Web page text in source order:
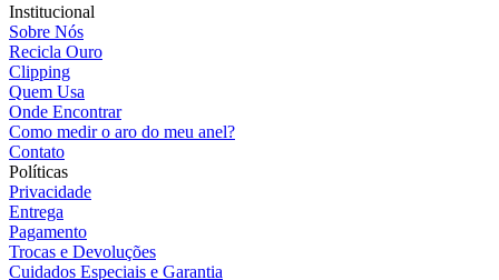
Institucional
Sobre Nós
Recicla Ouro
Clipping
Quem Usa
Onde Encontrar
Como medir o aro do meu anel?
Contato
Políticas
Privacidade
Entrega
Pagamento
Trocas e Devoluções
Cuidados Especiais e Garantia